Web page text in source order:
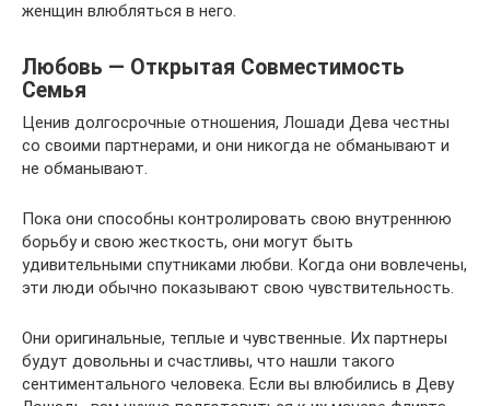
женщин влюбляться в него.
Любовь — Открытая Совместимость
Семья
Ценив долгосрочные отношения, Лошади Дева честны
со своими партнерами, и они никогда не обманывают и
не обманывают.
Пока они способны контролировать свою внутреннюю
борьбу и свою жесткость, они могут быть
удивительными спутниками любви. Когда они вовлечены,
эти люди обычно показывают свою чувствительность.
Они оригинальные, теплые и чувственные. Их партнеры
будут довольны и счастливы, что нашли такого
сентиментального человека. Если вы влюбились в Деву